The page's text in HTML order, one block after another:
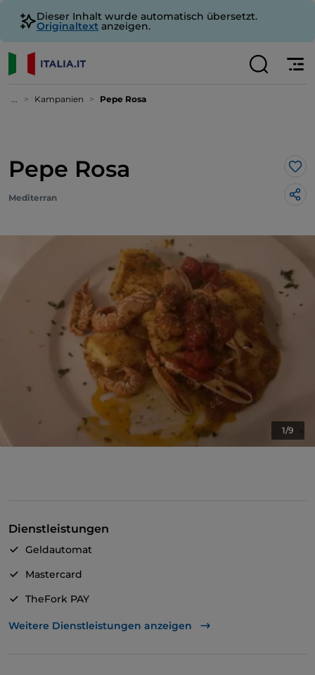
Dieser Inhalt wurde automatisch übersetzt.
Originaltext anzeigen.
... Kampanien Pepe Rosa
Pepe Rosa
Mediterran
1/9
Dienstleistungen
Geldautomat
Mastercard
TheFork PAY
UnionPay über TheFork PAY
Weitere Dienstleistungen anzeigen